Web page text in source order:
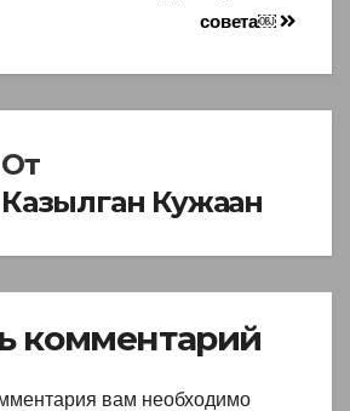
совета￼
От
Казылган Кужаан
комментарий
вам необходимо